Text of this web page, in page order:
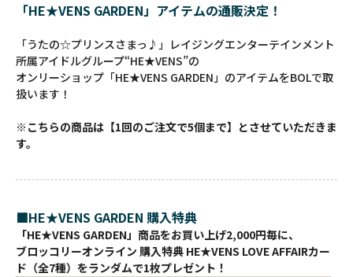
「HE★VENS GARDEN」アイテムの通販決定！
「うたの☆プリンスさまっ♪」レイジングエンターテインメント
所属アイドルグループ“HE★VENS”の
オンリーショップ「HE★VENS GARDEN」のアイテムをBOLで取
扱います！
※こちらの商品は【1回のご注文で5個まで】とさせていただきま
す。
■HE★VENS GARDEN 購入特典
「HE★VENS GARDEN」商品をお買い上げ2,000円毎に、
ブロッコリーオンライン 購入特典 HE★VENS LOVE AFFAIRカー
ド（全7種）をランダムで1枚プレゼント！